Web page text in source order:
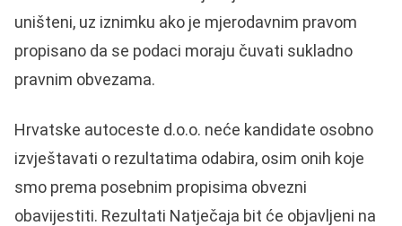
uništeni, uz iznimku ako je mjerodavnim pravom
propisano da se podaci moraju čuvati sukladno
pravnim obvezama.
Hrvatske autoceste d.o.o. neće kandidate osobno
izvještavati o rezultatima odabira, osim onih koje
smo prema posebnim propisima obvezni
obavijestiti. Rezultati Natječaja bit će objavljeni na